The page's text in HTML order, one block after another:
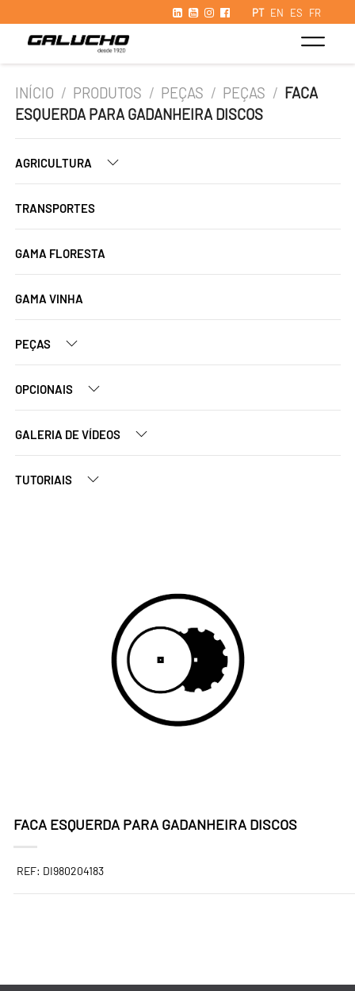
PT EN ES FR
INÍCIO / PRODUTOS / PEÇAS / PEÇAS / FACA
ESQUERDA PARA GADANHEIRA DISCOS
AGRICULTURA
TRANSPORTES
GAMA FLORESTA
GAMA VINHA
PEÇAS
OPCIONAIS
GALERIA DE VÍDEOS
TUTORIAIS
FACA ESQUERDA PARA GADANHEIRA DISCOS
REF: DI980204183